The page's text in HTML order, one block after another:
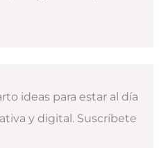
ideas para estar al día
y digital. Suscríbete